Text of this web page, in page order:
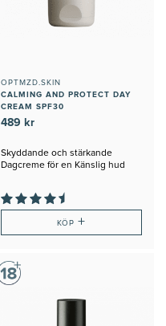
OPTMZD.SKIN
CALMING AND PROTECT DAY
CREAM SPF30
489 kr
Skyddande och stärkande
Dagcreme för en Känslig hud
KÖP +